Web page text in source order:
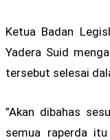
Ketua Badan
Yadera Suid
tersebut selesai
”Akan dibahas
semua raperda